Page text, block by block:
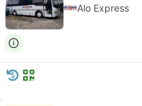
Alo Express